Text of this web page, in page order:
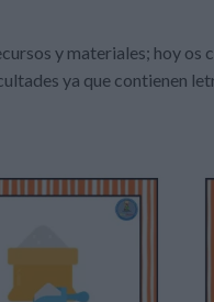
y materiales; hoy os
ya que contienen